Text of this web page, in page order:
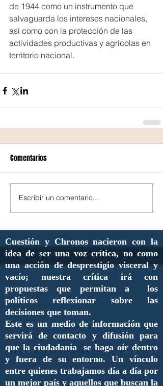
de 1944 como un instrumento que
salvaguarda los intereses nacionales,
así como con la protección de las
actividades productivas y agrícolas en
territorio nacional.
Comentarios
Escribir un comentario...
Cuestión y Chronos nacieron con la
idea de ser una voz crítica, no como
una acción de desprestigio visceral y
vacío; nuestra crítica irá con
propuestas que permitan a los
políticos reflexionar sobre las
decisiones que toman.
Este es un medio de información que
servirá de contacto y difusión para
que la ciudadanía se haga oír dentro
y fuera de su entorno. Un vínculo
entre quienes trabajamos día a día por
un mejor país y aquellos que buscan la